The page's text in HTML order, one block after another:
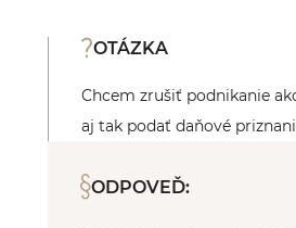
OTÁZKA
Chcem zrušiť podnikanie
aj tak podať daňové
ODPOVEĎ: